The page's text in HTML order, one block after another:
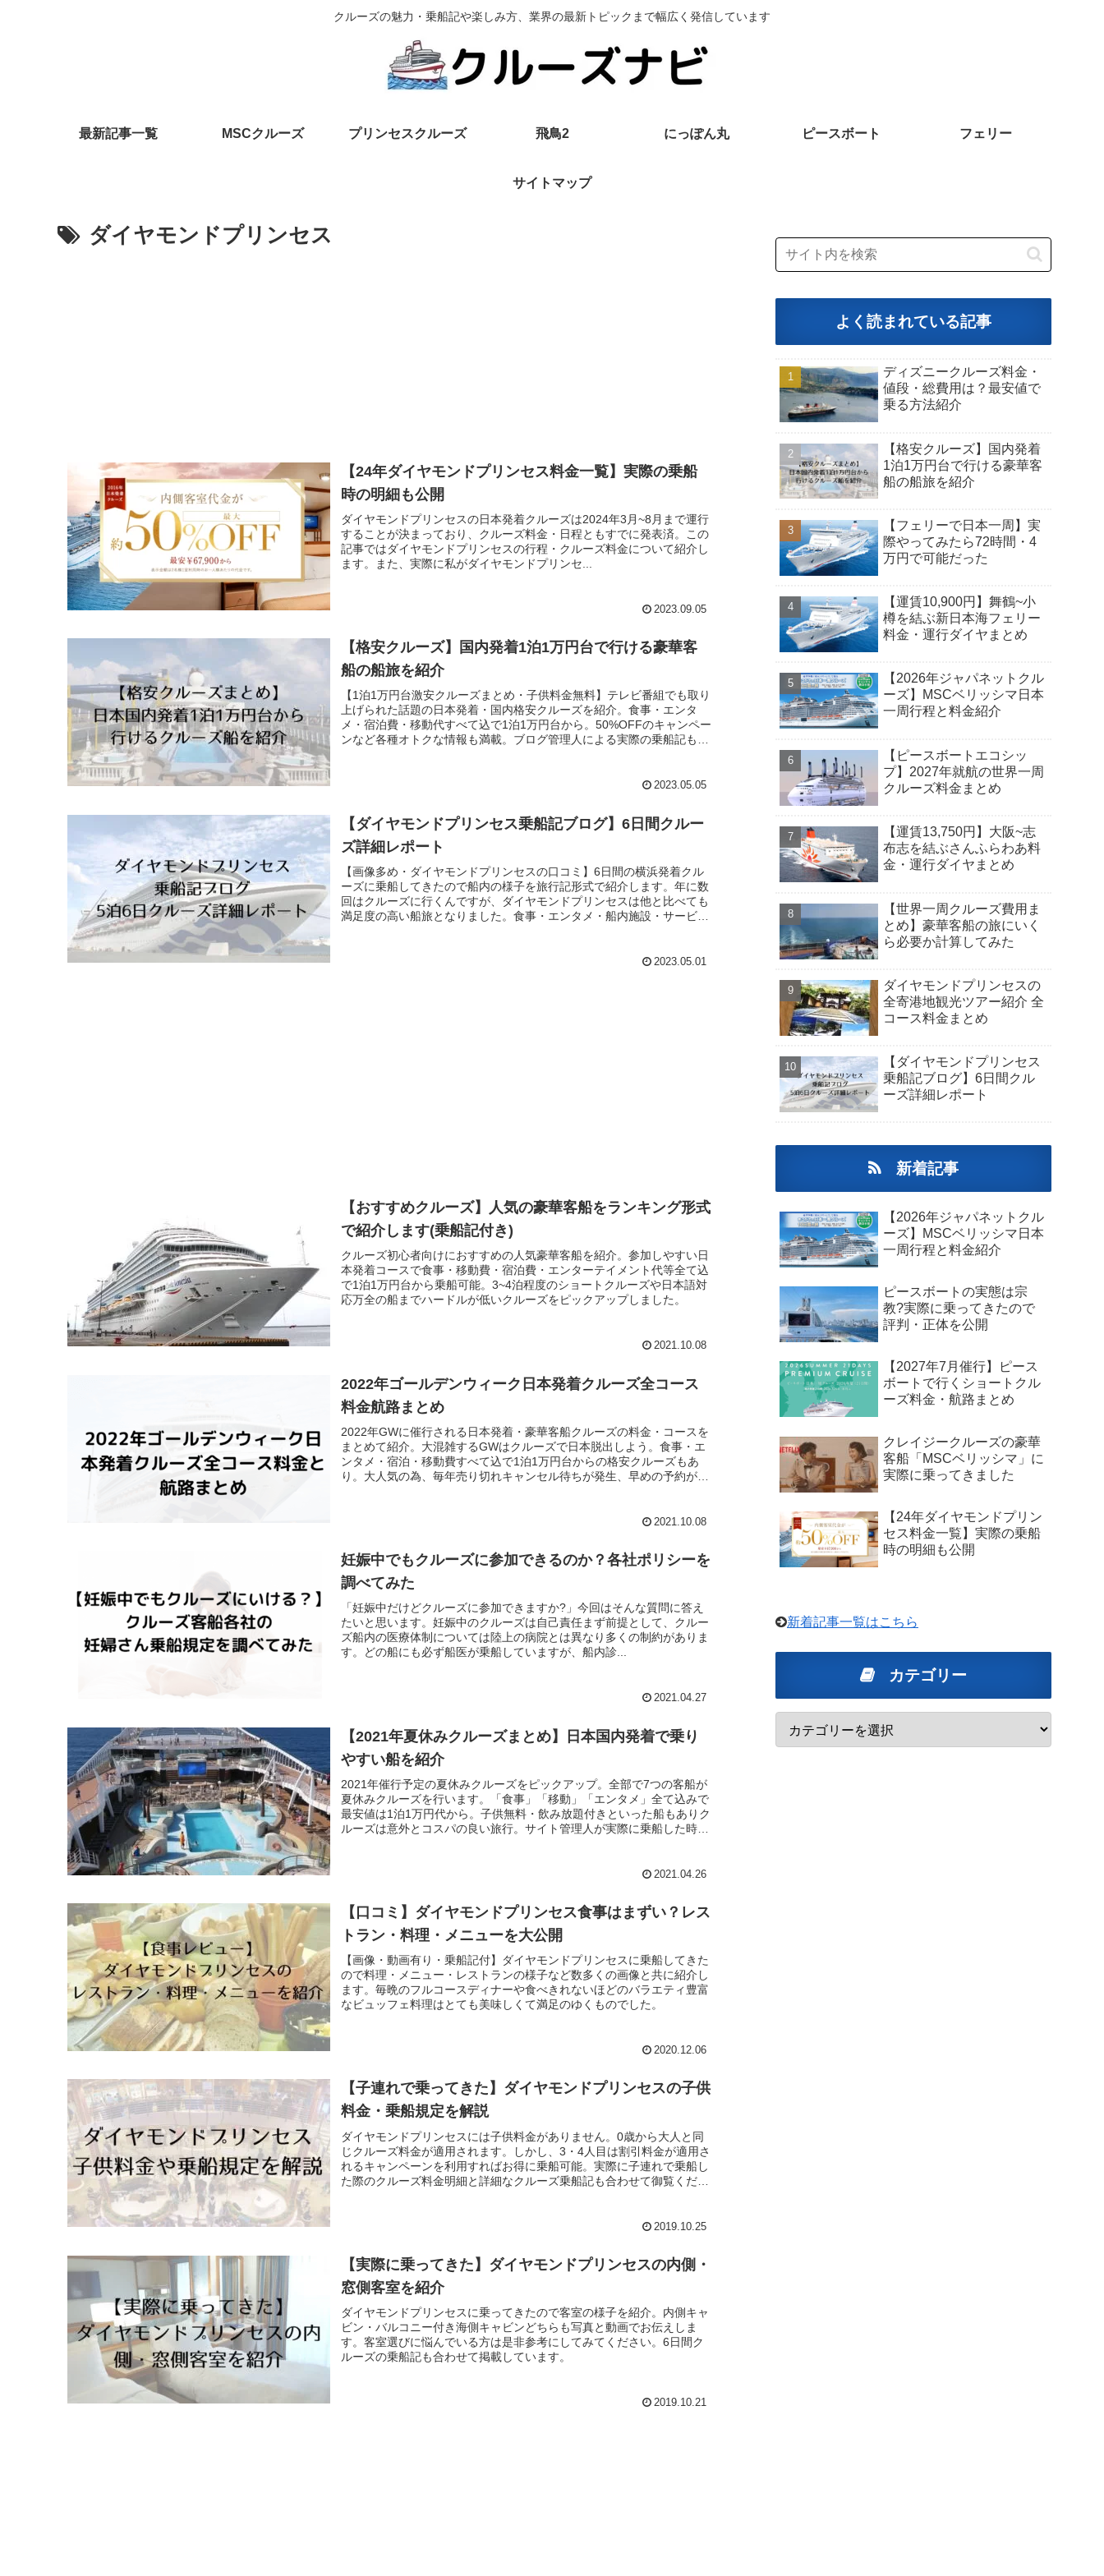
クルーズの魅力・乗船記や楽しみ方、業界の最新トピックまで幅広く発信しています
最新記事一覧 MSCクルーズ プリンセスクルーズ 飛鳥2 にっぽん丸 ピースボート フェリー
サイトマップ
ダイヤモンドプリンセス
【24年ダイヤモンドプリンセス料金一覧】実際の乗船
時の明細も公開
ダイヤモンドプリンセスの日本発着クルーズは2024年3月~8月まで運行
することが決まっており、クルーズ料金・日程ともすでに発表済。この
記事ではダイヤモンドプリンセスの行程・クルーズ料金について紹介し
ます。また、実際に私がダイヤモンドプリンセ...
2023.09.05
【格安クルーズ】国内発着1泊1万円台で行ける豪華客
船の船旅を紹介
【1泊1万円台激安クルーズまとめ・子供料金無料】テレビ番組でも取り
上げられた話題の日本発着・国内格安クルーズを紹介。食事・エンタ
メ・宿泊費・移動代すべて込で1泊1万円台から。50%OFFのキャンペー
ンなど各種オトクな情報も満載。ブログ管理人による実際の乗船記も掲
2023.05.05
【ダイヤモンドプリンセス乗船記ブログ】6日間クルー
ズ詳細レポート
【画像多め・ダイヤモンドプリンセスの口コミ】6日間の横浜発着クル
ーズに乗船してきたので船内の様子を旅行記形式で紹介します。年に数
回はクルーズに行くんですが、ダイヤモンドプリンセスは他と比べても
満足度の高い船旅となりました。食事・エンタメ・船内施設・サービス
2023.05.01
【おすすめクルーズ】人気の豪華客船をランキング形式
で紹介します(乗船記付き)
クルーズ初心者向けにおすすめの人気豪華客船を紹介。参加しやすい日
本発着コースで食事・移動費・宿泊費・エンターテイメント代等全て込
で1泊1万円台から乗船可能。3~4泊程度のショートクルーズや日本語対
応万全の船までハードルが低いクルーズをピックアップしました。
2021.10.08
2022年ゴールデンウィーク日本発着クルーズ全コース
料金航路まとめ
2022年GWに催行される日本発着・豪華客船クルーズの料金・コースを
まとめて紹介。大混雑するGWはクルーズで日本脱出しよう。食事・エ
ンタメ・宿泊・移動費すべて込で1泊1万円台からの格安クルーズもあ
り。大人気の為、毎年売り切れキャンセル待ちが発生、早めの予約がお
2021.10.08
妊娠中でもクルーズに参加できるのか？各社ポリシーを
調べてみた
「妊娠中だけどクルーズに参加できますか?」今回はそんな質問に答え
たいと思います。妊娠中のクルーズは自己責任まず前提として、クルー
ズ船内の医療体制については陸上の病院とは異なり多くの制約がありま
す。どの船にも必ず船医が乗船していますが、船内診...
2021.04.27
【2021年夏休みクルーズまとめ】日本国内発着で乗り
やすい船を紹介
2021年催行予定の夏休みクルーズをピックアップ。全部で7つの客船が
夏休みクルーズを行います。「食事」「移動」「エンタメ」全て込みで
最安値は1泊1万円代から。子供無料・飲み放題付きといった船もありク
ルーズは意外とコスパの良い旅行。サイト管理人が実際に乗船した時の
2021.04.26
【口コミ】ダイヤモンドプリンセス食事はまずい？レス
トラン・料理・メニューを大公開
【画像・動画有り・乗船記付】ダイヤモンドプリンセスに乗船してきた
ので料理・メニュー・レストランの様子など数多くの画像と共に紹介し
ます。毎晩のフルコースディナーや食べきれないほどのバラエティ豊富
なビュッフェ料理はとても美味しくて満足のゆくものでした。
2020.12.06
【子連れで乗ってきた】ダイヤモンドプリンセスの子供
料金・乗船規定を解説
ダイヤモンドプリンセスには子供料金がありません。0歳から大人と同
じクルーズ料金が適用されます。しかし、3・4人目は割引料金が適用さ
れるキャンペーンを利用すればお得に乗船可能。実際に子連れで乗船し
た際のクルーズ料金明細と詳細なクルーズ乗船記も合わせて御覧くださ
2019.10.25
【実際に乗ってきた】ダイヤモンドプリンセスの内側・
窓側客室を紹介
ダイヤモンドプリンセスに乗ってきたので客室の様子を紹介。内側キャ
ビン・バルコニー付き海側キャビンどちらも写真と動画でお伝えしま
す。客室選びに悩んでいる方は是非参考にしてみてください。6日間ク
ルーズの乗船記も合わせて掲載しています。
2019.10.21
よく読まれている記事
ディズニークルーズ料金・
値段・総費用は？最安値で
乗る方法紹介
【格安クルーズ】国内発着
1泊1万円台で行ける豪華客
船の船旅を紹介
【フェリーで日本一周】実
際やってみたら72時間・4
万円で可能だった
【運賃10,900円】舞鶴~小
樽を結ぶ新日本海フェリー
料金・運行ダイヤまとめ
【2026年ジャパネットクル
ーズ】MSCベリッシマ日本
一周行程と料金紹介
【ピースボートエコシッ
プ】2027年就航の世界一周
クルーズ料金まとめ
【運賃13,750円】大阪~志
布志を結ぶさんふらわあ料
金・運行ダイヤまとめ
【世界一周クルーズ費用ま
とめ】豪華客船の旅にいく
ら必要か計算してみた
ダイヤモンドプリンセスの
全寄港地観光ツアー紹介 全
コース料金まとめ
【ダイヤモンドプリンセス
乗船記ブログ】6日間クル
ーズ詳細レポート
新着記事
【2026年ジャパネットクル
ーズ】MSCベリッシマ日本
一周行程と料金紹介
ピースボートの実態は宗
教?実際に乗ってきたので
評判・正体を公開
【2027年7月催行】ピース
ボートで行くショートクル
ーズ料金・航路まとめ
クレイジークルーズの豪華
客船「MSCベリッシマ」に
実際に乗ってきました
【24年ダイヤモンドプリン
セス料金一覧】実際の乗船
時の明細も公開
新着記事一覧はこちら
カテゴリー